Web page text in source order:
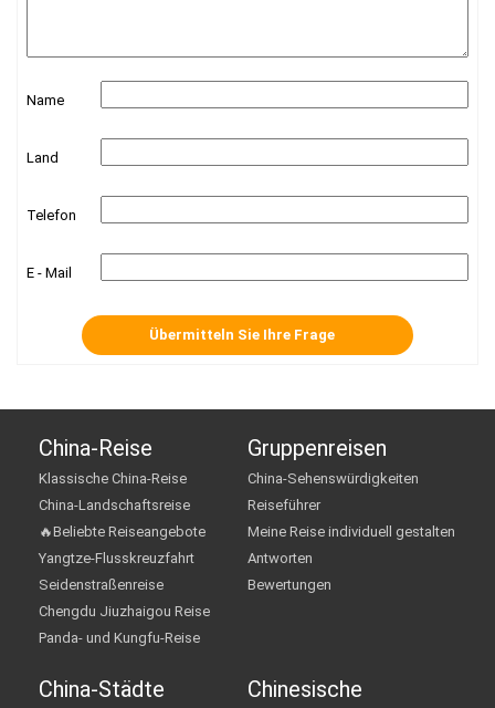
Name
Land
Telefon
E - Mail
China-Reise
Klassische China-Reise
China-Landschaftsreise
🔥Beliebte Reiseangebote
Yangtze-Flusskreuzfahrt
Seidenstraßenreise
Chengdu Jiuzhaigou Reise
Panda- und Kungfu-Reise
Gruppenreisen
China-Sehenswürdigkeiten
Reiseführer
Meine Reise individuell gestalten
Antworten
Bewertungen
China-Städte
Chinesische